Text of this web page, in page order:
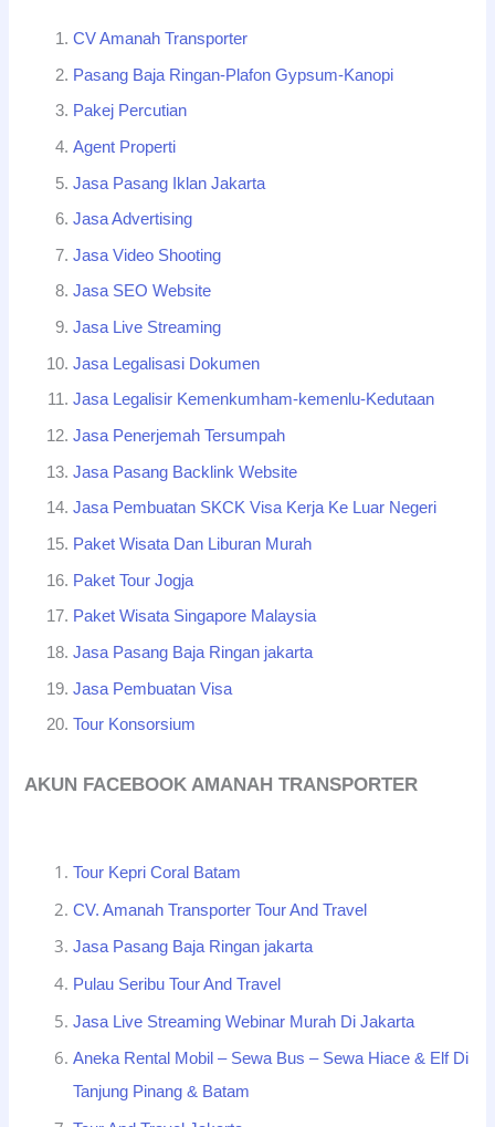
CV Amanah Transporter
Pasang Baja Ringan-Plafon Gypsum-Kanopi
Pakej Percutian
Agent Properti
Jasa Pasang Iklan Jakarta
Jasa Advertising
Jasa Video Shooting
Jasa SEO Website
Jasa Live Streaming
Jasa Legalisasi Dokumen
Jasa Legalisir Kemenkumham-kemenlu-Kedutaan
Jasa Penerjemah Tersumpah
Jasa Pasang Backlink Website
Jasa Pembuatan SKCK Visa Kerja Ke Luar Negeri
Paket Wisata Dan Liburan Murah
Paket Tour Jogja
Paket Wisata Singapore Malaysia
Jasa Pasang Baja Ringan jakarta
Jasa Pembuatan Visa
Tour Konsorsium
AKUN FACEBOOK AMANAH TRANSPORTER
Tour Kepri Coral Batam
CV. Amanah Transporter Tour And Travel
Jasa Pasang Baja Ringan jakarta
Pulau Seribu Tour And Travel
Jasa Live Streaming Webinar Murah Di Jakarta
Aneka Rental Mobil – Sewa Bus – Sewa Hiace & Elf Di
Tanjung Pinang & Batam